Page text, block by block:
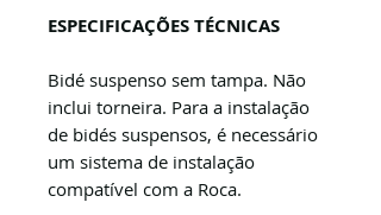
ESPECIFICAÇÕES TÉCNICAS
Bidé suspenso sem tampa. Não
inclui torneira. Para a instalação
de bidés suspensos, é necessário
um sistema de instalação
compatível com a Roca.